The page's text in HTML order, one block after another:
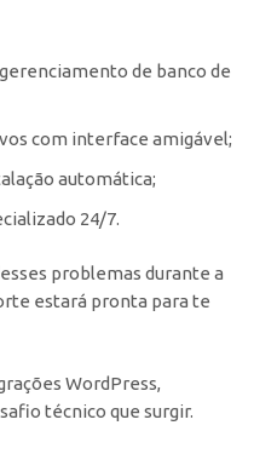
de banco de
com interface amigável;
automática;
24/7.
problemas durante a
estará pronta para te
WordPress,
técnico que surgir.